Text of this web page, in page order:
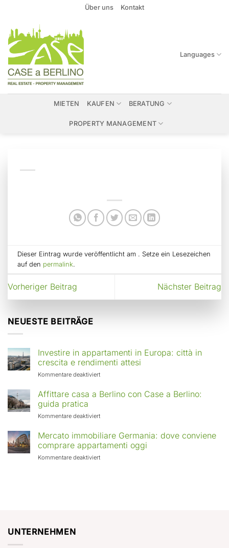
springen
Über uns Kontakt
Languages
MIETEN KAUFEN BERATUNG
PROPERTY MANAGEMENT
Dieser Eintrag wurde veröffentlicht am . Setze ein Lesezeichen
auf den permalink.
Vorheriger Beitrag Nächster Beitrag
NEUESTE BEITRÄGE
Investire in appartamenti in Europa: città in
crescita e rendimenti attesi
Kommentare deaktiviertfür
in
Europa:
in
crescita
rendimenti
Affittare casa a Berlino con Case a Berlino:
guida pratica
Kommentare deaktiviertfür
casa
a
Berlino
con
Mercato immobiliare Germania: dove conviene
comprare appartamenti oggi
Kommentare deaktiviertfür
UNTERNEHMEN